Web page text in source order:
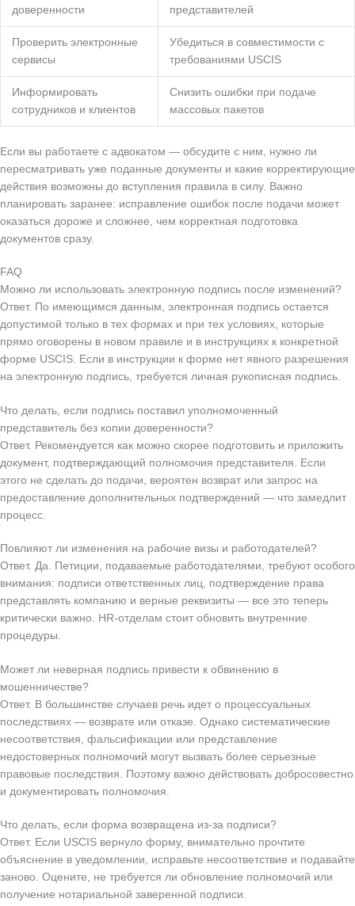
доверенности
представителей
Проверить электронные
сервисы
Убедиться в совместимости с
требованиями USCIS
Информировать
сотрудников и клиентов
Снизить ошибки при подаче
массовых пакетов
Если вы работаете с адвокатом — обсудите с ним, нужно ли
пересматривать уже поданные документы и какие корректирующие
действия возможны до вступления правила в силу. Важно
планировать заранее: исправление ошибок после подачи может
оказаться дороже и сложнее, чем корректная подготовка
документов сразу.
FAQ
Можно ли использовать электронную подпись после изменений?
Ответ. По имеющимся данным, электронная подпись остается
допустимой только в тех формах и при тех условиях, которые
прямо оговорены в новом правиле и в инструкциях к конкретной
форме USCIS. Если в инструкции к форме нет явного разрешения
на электронную подпись, требуется личная рукописная подпись.
Что делать, если подпись поставил уполномоченный
представитель без копии доверенности?
Ответ. Рекомендуется как можно скорее подготовить и приложить
документ, подтверждающий полномочия представителя. Если
этого не сделать до подачи, вероятен возврат или запрос на
предоставление дополнительных подтверждений — что замедлит
процесс.
Повлияют ли изменения на рабочие визы и работодателей?
Ответ. Да. Петиции, подаваемые работодателями, требуют особого
внимания: подписи ответственных лиц, подтверждение права
представлять компанию и верные реквизиты — все это теперь
критически важно. HR-отделам стоит обновить внутренние
процедуры.
Может ли неверная подпись привести к обвинению в
мошенничестве?
Ответ. В большинстве случаев речь идет о процессуальных
последствиях — возврате или отказе. Однако систематические
несоответствия, фальсификации или представление
недостоверных полномочий могут вызвать более серьезные
правовые последствия. Поэтому важно действовать добросовестно
и документировать полномочия.
Что делать, если форма возвращена из-за подписи?
Ответ. Если USCIS вернуло форму, внимательно прочтите
объяснение в уведомлении, исправьте несоответствие и подавайте
заново. Оцените, не требуется ли обновление полномочий или
получение нотариальной заверенной подписи.